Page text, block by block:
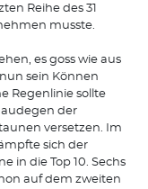
Reihe des 31
musste.
es goss wie aus
sein Können
Regenlinie sollte
der
versetzen. Im
sich der
in die Top 10. Sechs
auf dem zweiten